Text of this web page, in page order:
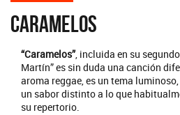
Caramelos
“Caramelos”, incluida en su
Martín” es sin duda una canción
aroma reggae, es un tema
un sabor distinto a lo que
su repertorio.